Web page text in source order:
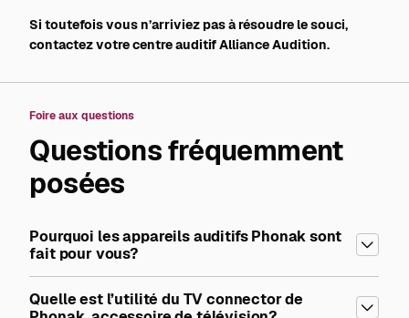
Si toutefois vous n’arriviez pas à résoudre le souci,
contactez votre centre auditif Alliance Audition.
Foire aux questions
Questions fréquemment
posées
Pourquoi les appareils auditifs Phonak sont
fait pour vous?
Quelle est l’utilité du TV connector de